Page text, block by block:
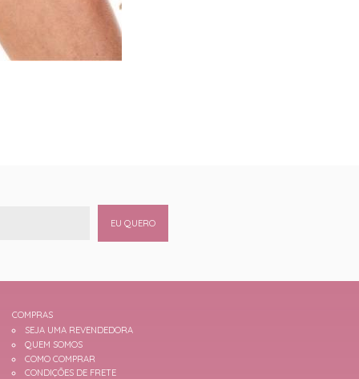
EU QUERO
COMPRAS
SEJA UMA REVENDEDORA
QUEM SOMOS
COMO COMPRAR
CONDIÇÕES DE FRETE